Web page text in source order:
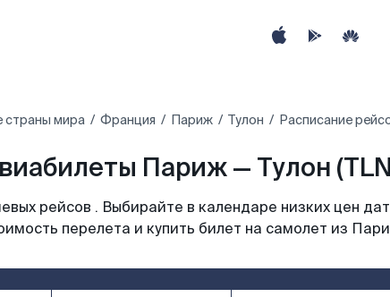
страны мира Франция Париж Тулон Расписание
Париж — Тулон
рейсов . Выбирайте в календаре низких цен
перелета и купить билет на самолет из